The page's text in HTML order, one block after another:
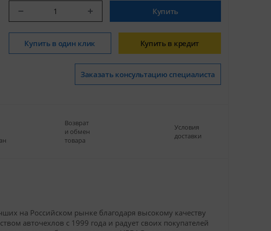
Купить
Купить в один клик Купить в кредит
Заказать консультацию специалиста
Возврат
и обмен
товара
Условия
доставки
на Российском рынке благодаря высокому качеству
авточехлов с 1999 года и радует своих покупателей